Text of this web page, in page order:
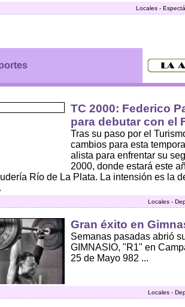
Locales -
TC 2000: Federico
para debutar con el
Tras su paso por el
cambios para esta
alista para enfrentar su
2000, donde estará este
Río de La Plata. La intensión es la
Locales -
Gran éxito en
Semanas pasadas abrió
GIMNASIO, "R1" en
25 de Mayo 982 ...
Locales -